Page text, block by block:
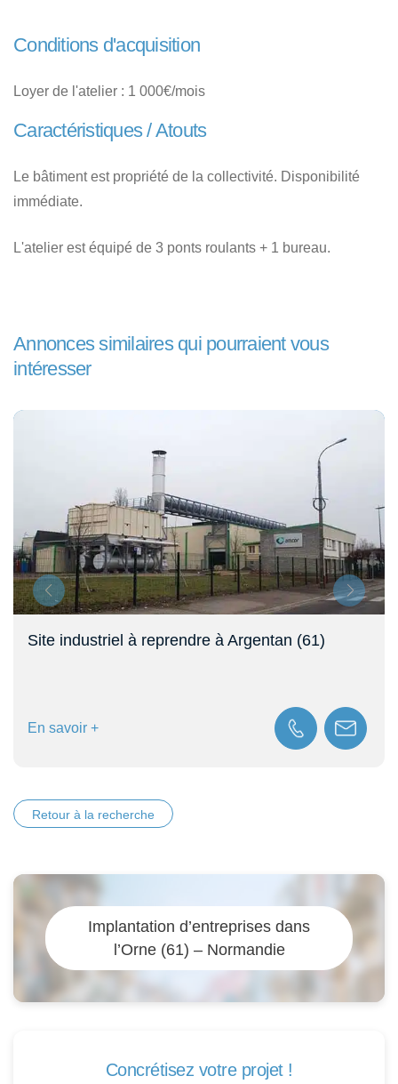
Conditions d'acquisition
Loyer de l'atelier : 1 000€/mois
Caractéristiques / Atouts
Le bâtiment est propriété de la collectivité. Disponibilité
immédiate.
L'atelier est équipé de 3 ponts roulants + 1 bureau.
Annonces similaires qui pourraient vous
intéresser
Site industriel à reprendre à Argentan (61)
En savoir +
Retour à la recherche
Implantation d’entreprises dans
l’Orne (61) – Normandie
Concrétisez votre projet !